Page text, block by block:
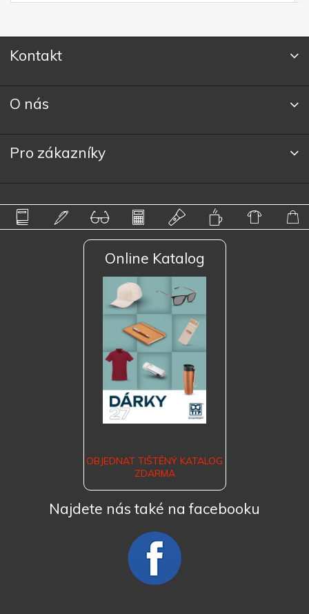
Kontakt
O nás
Pro zákazníky
Online Katalog
OBJEDNAT TIŠTĚNÝ KATALOG
ZDARMA
Najdete nás také na facebooku